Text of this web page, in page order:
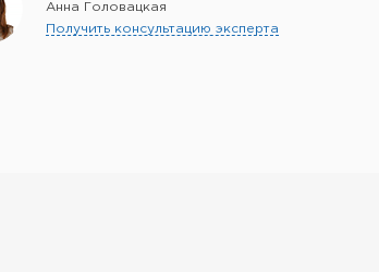
Анна Головацкая
Получить консультацию эксперта